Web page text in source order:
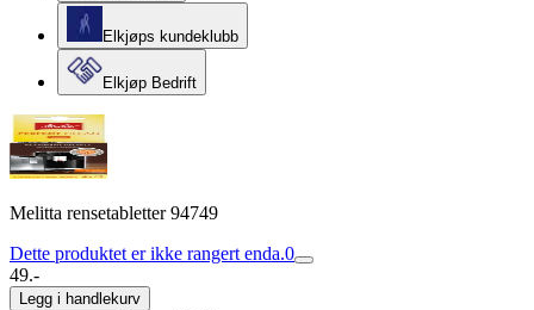
Elkjøps kundeklubb
Elkjøp Bedrift
Melitta rensetabletter 94749
Dette produktet er ikke rangert enda.0
49.-
Legg i handlekurv